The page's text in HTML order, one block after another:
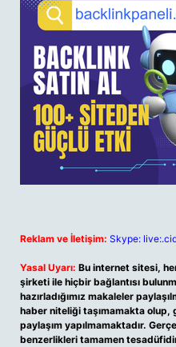
Reklam ve İletişim: Skype:
Yasal Uyarı: Bu internet sitesi,
şirketi ile hiçbir bağlantısı
hazırladığımız makaleler
haber niteliği taşımamakta olup,
paylaşım yapılmamaktadır.
benzerlikleri tamamen